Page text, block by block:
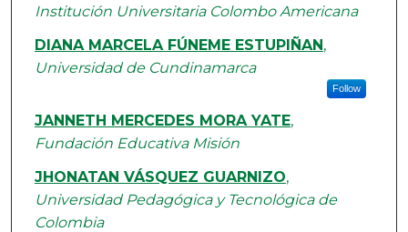
Institución Universitaria Colombo Americana
DIANA MARCELA FÚNEME ESTUPIÑAN,
Universidad de Cundinamarca
Follow
JANNETH MERCEDES MORA YATE,
Fundación Educativa Misión
JHONATAN VÁSQUEZ GUARNIZO,
Universidad Pedagógica y Tecnológica de
Colombia